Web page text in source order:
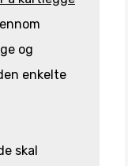
og
enkelte
skal